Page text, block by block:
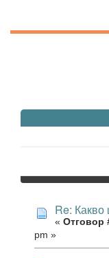
Re: Какво
« Отговор
pm »